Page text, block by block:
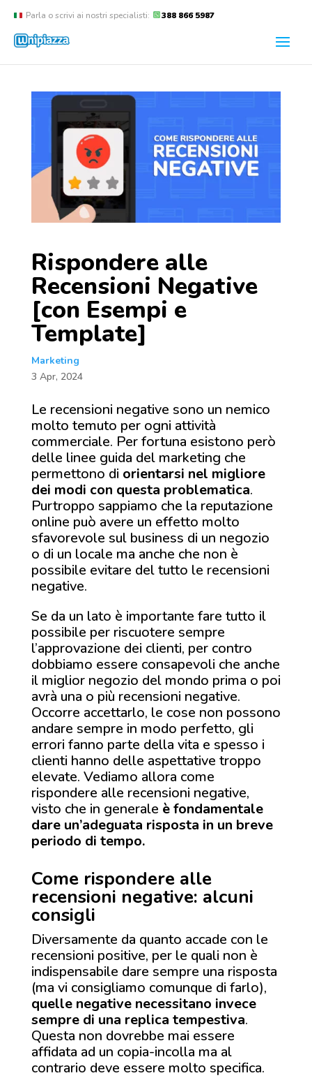
Parla o scrivi ai nostri specialisti: 388 866 5987
Rispondere alle
Recensioni Negative
[con Esempi e
Template]
Marketing
3 Apr, 2024
Le recensioni negative sono un nemico
molto temuto per ogni attività
commerciale. Per fortuna esistono però
delle linee guida del marketing che
permettono di orientarsi nel migliore
dei modi con questa problematica.
Purtroppo sappiamo che la reputazione
online può avere un effetto molto
sfavorevole sul business di un negozio
o di un locale ma anche che non è
possibile evitare del tutto le recensioni
negative.
Se da un lato è importante fare tutto il
possibile per riscuotere sempre
l’approvazione dei clienti, per contro
dobbiamo essere consapevoli che anche
il miglior negozio del mondo prima o poi
avrà una o più recensioni negative.
Occorre accettarlo, le cose non possono
andare sempre in modo perfetto, gli
errori fanno parte della vita e spesso i
clienti hanno delle aspettative troppo
elevate. Vediamo allora come
rispondere alle recensioni negative,
visto che in generale è fondamentale
dare un’adeguata risposta in un breve
periodo di tempo.
Come rispondere alle
recensioni negative: alcuni
consigli
Diversamente da quanto accade con le
recensioni positive, per le quali non è
indispensabile dare sempre una risposta
(ma vi consigliamo comunque di farlo),
quelle negative necessitano invece
sempre di una replica tempestiva.
Questa non dovrebbe mai essere
affidata ad un copia-incolla ma al
contrario deve essere molto specifica.